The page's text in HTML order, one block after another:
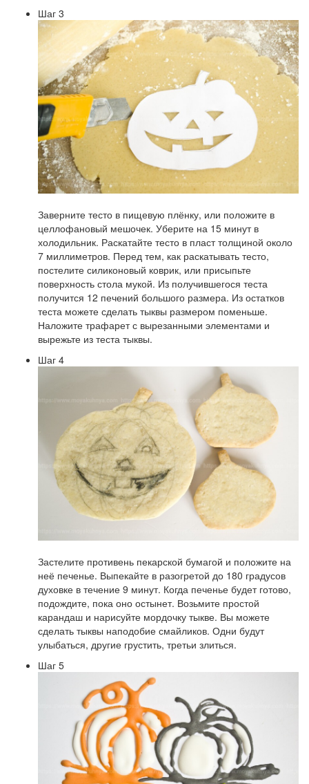
Шаг 3
Заверните тесто в пищевую плёнку, или положите в
целлофановый мешочек. Уберите на 15 минут в
холодильник. Раскатайте тесто в пласт толщиной около
7 миллиметров. Перед тем, как раскатывать тесто,
постелите силиконовый коврик, или присыпьте
поверхность стола мукой. Из получившегося теста
получится 12 печений большого размера. Из остатков
теста можете сделать тыквы размером поменьше.
Наложите трафарет с вырезанными элементами и
вырежьте из теста тыквы.
Шаг 4
Застелите противень пекарской бумагой и положите на
неё печенье. Выпекайте в разогретой до 180 градусов
духовке в течение 9 минут. Когда печенье будет готово,
подождите, пока оно остынет. Возьмите простой
карандаш и нарисуйте мордочку тыкве. Вы можете
сделать тыквы наподобие смайликов. Одни будут
улыбаться, другие грустить, третьи злиться.
Шаг 5